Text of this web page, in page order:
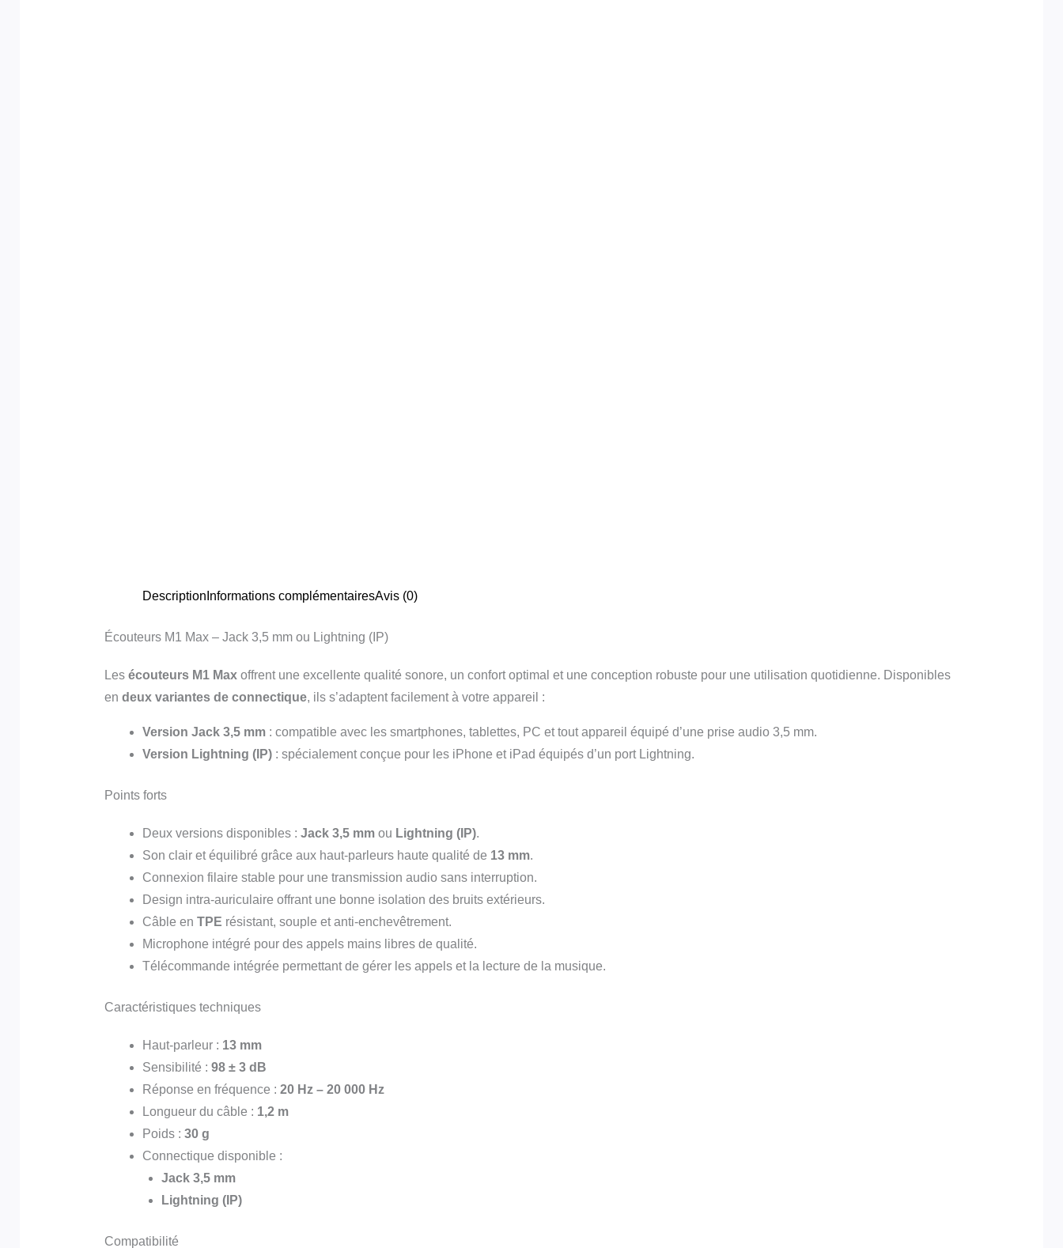
Description Informations complémentairesAvis (0)
Écouteurs M1 Max – Jack 3,5 mm ou Lightning (IP)
Les écouteurs M1 Maxoffrent une excellente qualité sonore, un confort optimal et une conception robuste pour une utilisation quotidienne. Disponibles
en deux variantes de connectique, ils s’adaptent facilement à votre appareil :
Version Jack 3,5 mm: compatible avec les smartphones, tablettes, PC et tout appareil équipé d’une prise audio 3,5 mm.
Version Lightning (IP): spécialement conçue pour les iPhone et iPad équipés d’un port Lightning.
Points forts
Deux versions disponibles : Jack 3,5 mmou Lightning (IP).
Son clair et équilibré grâce aux haut-parleurs haute qualité de 13 mm.
Connexion filaire stable pour une transmission audio sans interruption.
Design intra-auriculaire offrant une bonne isolation des bruits extérieurs.
Câble en TPE résistant, souple et anti-enchevêtrement.
Microphone intégré pour des appels mains libres de qualité.
Télécommande intégrée permettant de gérer les appels et la lecture de la musique.
Caractéristiques techniques
Haut-parleur : 13 mm
Sensibilité : 98 ± 3 dB
Réponse en fréquence : 20 Hz – 20 000 Hz
Longueur du câble : 1,2 m
Poids : 30 g
Connectique disponible :
Jack 3,5 mm
Lightning (IP)
Compatibilité